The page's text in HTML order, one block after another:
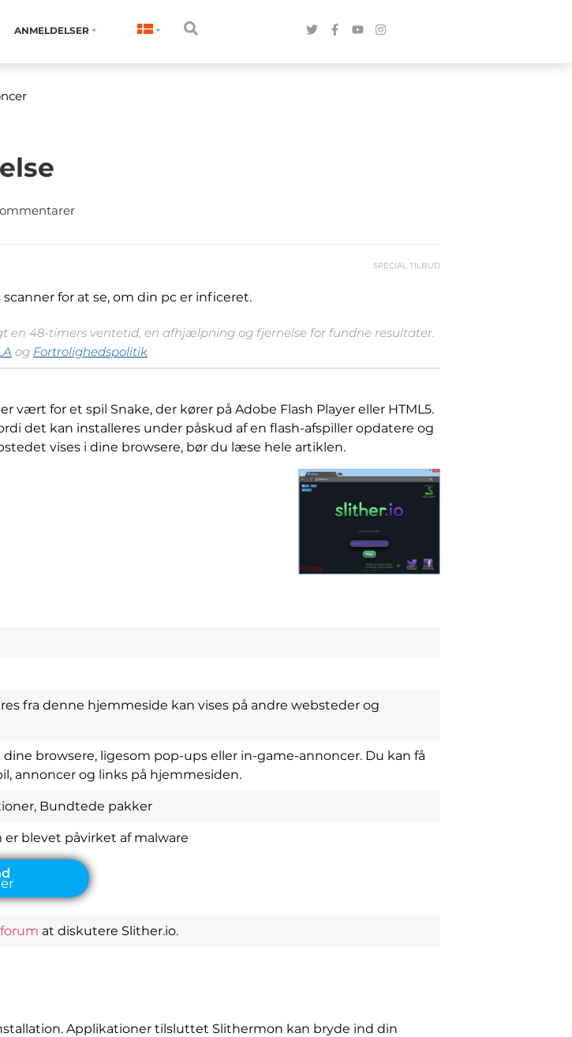
ANMELDELSER
SPECIAL TILBUD
scanner for at se, om din pc er inficeret.
en 48-timers ventetid, en afhjælpning og fjernelse for fundne resultater.
og Fortrolighedspolitik
for et spil Snake, der kører på Adobe Flash Player eller HTML5.
det kan installeres under påskud af en flash-afspiller opdatere og
vises i dine browsere, bør du læse hele artiklen.
fra denne hjemmeside kan vises på andre websteder og
dine browsere, ligesom pop-ups eller in-game-annoncer. Du kan få
annoncer og links på hjemmesiden.
Bundtede pakker
er blevet påvirket af malware
at diskutere Slither.io.
Applikationer tilsluttet Slithermon kan bryde ind din